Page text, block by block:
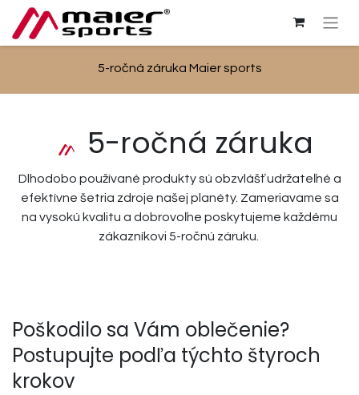
5-ročná záruka Maier sports
5-ročná záruka
Dlhodobo používané produkty sú obzvlášť udržateľné a
efektívne šetria zdroje našej planéty. Zameriavame sa
na vysokú kvalitu a dobrovoľne poskytujeme každému
zákazníkovi 5-ročnú záruku.
Poškodilo sa Vám oblečenie?
Postupujte podľa týchto štyroch
krokov